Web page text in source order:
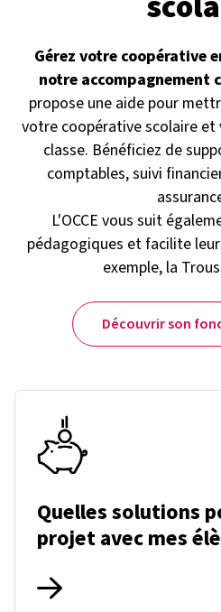
Gérez votre coopérative
notre accompagnement
propose une aide pour
votre coopérative scolaire et
classe. Bénéficiez de
comptables, suivi
L'OCCE vous suit
pédagogiques et facilite
exemple, la
Découvrir son
Quelles solutions
projet avec mes